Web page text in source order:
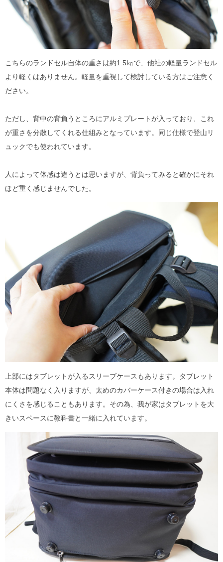
こちらのランドセル自体の重さは約1.5㎏で、他社の軽量ランドセル
より軽くはありません。軽量を重視して検討している方はご注意く
ださい。
ただし、背中の背負うところにアルミプレートが入っており、これ
が重さを分散してくれる仕組みとなっています。同じ仕様で登山リ
ュックでも使われています。
人によって体感は違うとは思いますが、背負ってみると確かにそれ
ほど重く感じませんでした。
上部にはタブレットが入るスリーブケースもあります。タブレット
本体は問題なく入りますが、太めのカバーケース付きの場合は入れ
にくさを感じることもあります。その為、我が家はタブレットを大
きいスペースに教科書と一緒に入れています。